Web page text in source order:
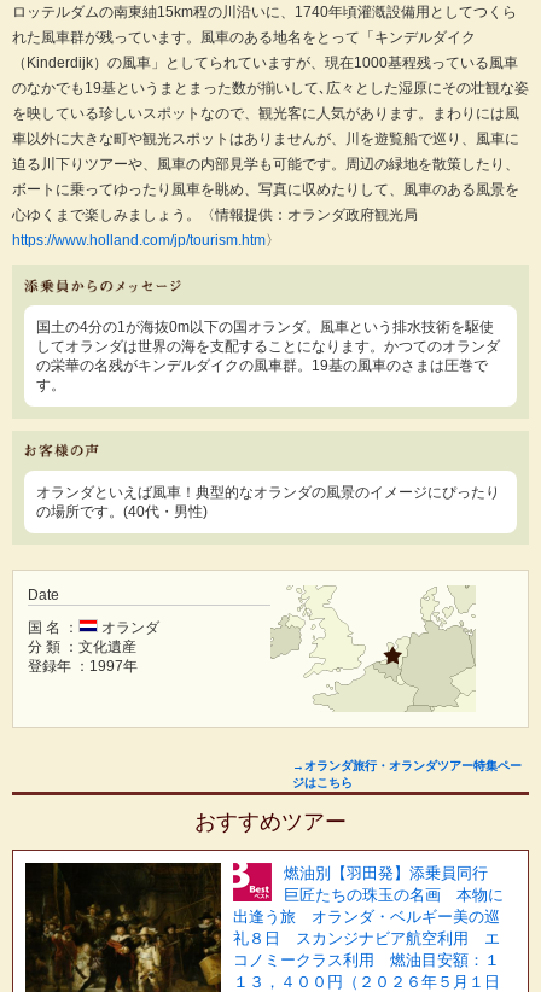
ロッテルダムの南東紬15km程の川沿いに、1740年頃灌漑設備用としてつくら
れた風車群が残っています。風車のある地名をとって「キンデルダイク
（Kinderdijk）の風車」としてられていますが、現在1000基程残っている風車
のなかでも19基というまとまった数が揃いして､広々とした湿原にその壮観な姿
を映している珍しいスポットなので、観光客に人気があります。まわりには風
車以外に大きな町や観光スポットはありませんが、川を遊覧船で巡り、風車に
迫る川下りツアーや、風車の内部見学も可能です。周辺の緑地を散策したり、
ボートに乗ってゆったり風車を眺め、写真に収めたりして、風車のある風景を
心ゆくまで楽しみましょう。〈情報提供：オランダ政府観光局
https://www.holland.com/jp/tourism.htm〉
国土の4分の1が海抜0m以下の国オランダ。風車という排水技術を駆使
してオランダは世界の海を支配することになります。かつてのオランダ
の栄華の名残がキンデルダイクの風車群。19基の風車のさまは圧巻で
す。
オランダといえば風車！典型的なオランダの風景のイメージにぴったり
の場所です。(40代・男性)
国 名 ：
オランダ
分 類 ：文化遺産
登録年 ：1997年
→オランダ旅行・オランダツアー特集ペー
ジはこちら
おすすめツアー
燃油別【羽田発】添乗員同行
巨匠たちの珠玉の名画 本物に
出逢う旅 オランダ・ベルギー美の巡
礼８日 スカンジナビア航空利用 エ
コノミークラス利用 燃油目安額：１
１３，４００円（２０２６年５月１日